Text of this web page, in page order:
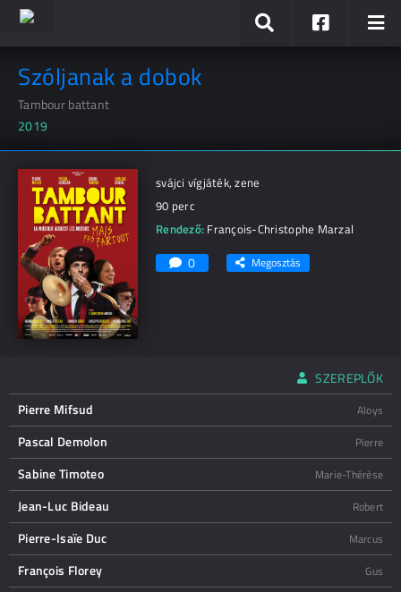
Szóljanak a dobok
Tambour battant
2019
svájci vígjáték, zene
90 perc
Rendező: François-Christophe Marzal
0 Megosztás
SZEREPLŐK
Pierre Mifsud
Aloys
Pascal Demolon Pierre
Sabine Timoteo Marie-Thérèse
Jean-Luc Bideau Robert
Pierre-Isaïe Duc Marcus
François Florey Gus